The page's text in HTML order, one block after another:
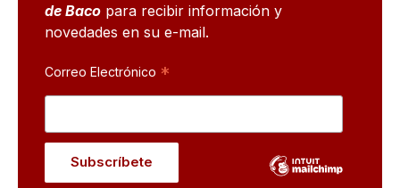
de Baco para recibir información y
novedades en su e-mail.
Correo Electrónico *